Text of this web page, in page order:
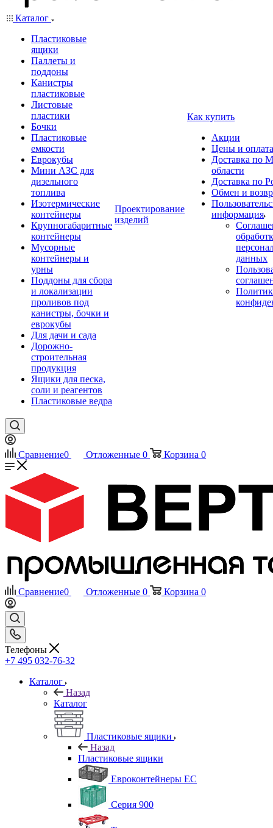
Каталог
Пластиковые
ящики
Паллеты и
поддоны
Канистры
пластиковые
Листовые
пластики
Бочки
Пластиковые
емкости
Еврокубы
Мини АЗС для
дизельного
топлива
Изотермические
контейнеры
Крупногабаритные
контейнеры
Мусорные
контейнеры и
урны
Поддоны для сбора
и локализации
проливов под
канистры, бочки и
еврокубы
Для дачи и сада
Дорожно-
строительная
продукция
Ящики для песка,
соли и реагентов
Пластиковые ведра
Проектирование
изделий
Как купить
Акции
Цены и оплата
Доставка по
области
Доставка по
Обмен и
информация
данных
Сравнение0 Отложенные 0 Корзина 0
Сравнение0 Отложенные 0 Корзина 0
Телефоны
+7 495 032-76-32
Каталог
Назад
Каталог
Пластиковые ящики
Назад
Пластиковые ящики
Евроконтейнеры ЕС
Серия 900